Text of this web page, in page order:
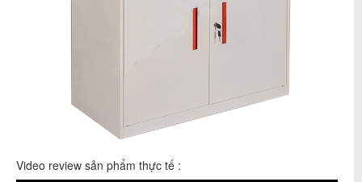
Video review sản phẩm thực tế :